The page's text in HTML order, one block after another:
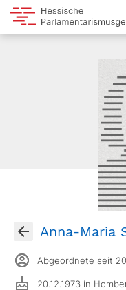
Anna-Maria
Abgeordnete seit
20.12.1973 in